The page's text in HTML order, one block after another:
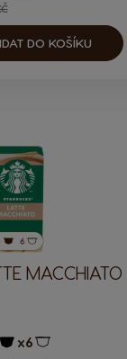
DO KOŠÍKU
MACCHIATO
x6